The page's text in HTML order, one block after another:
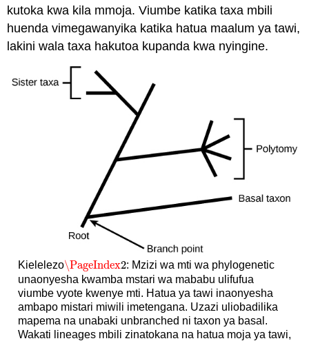
kutoka kwa kila mmoja. Viumbe katika taxa mbili
huenda vimegawanyika katika hatua maalum ya tawi,
lakini wala taxa hakutoa kupanda kwa nyingine.
Kielelezo\PageIndex2
\PageIndex2: Mzizi wa mti wa phylogenetic
unaonyesha kwamba mstari wa mababu ulifufua
viumbe vyote kwenye mti. Hatua ya tawi inaonyesha
ambapo mistari miwili imetengana. Uzazi uliobadilika
mapema na unabaki unbranched ni taxon ya basal.
Wakati lineages mbili zinatokana na hatua moja ya tawi,